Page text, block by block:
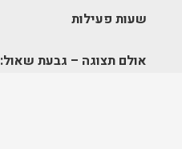
שעות פעילות
אולם תצוגה – גבעת שאול: